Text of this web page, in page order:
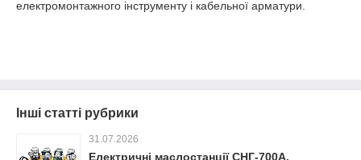
електромонтажного інструменту і кабельної арматури.
Інші статті рубрики
31.07.2026
Електричні маслостанції СНГ-700А,